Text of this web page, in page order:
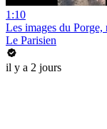
1:10
Les images du Porge,
Le Parisien
il y a 2 jours